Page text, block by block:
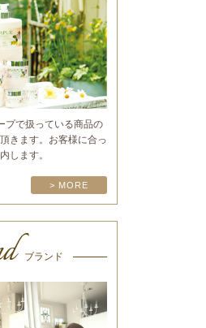
プで扱っている商品の
きます。お客様に合っ
します。
> MORE
ブランド